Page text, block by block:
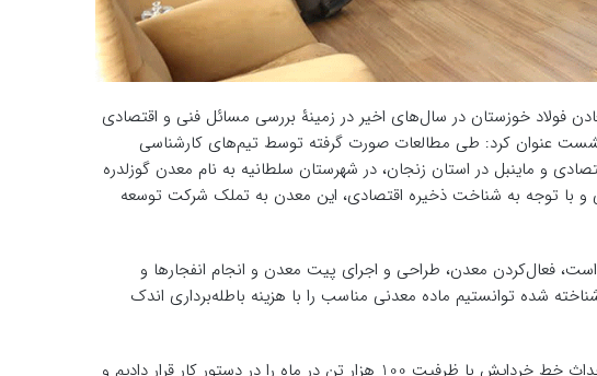
فولاد خوزستان در سال‌های اخیر در زمینۀ بررسی مسائل فنی و اقتصادی
عنوان کرد: طی مطالعات صورت گرفته توسط تیم‌های کارشناسی
و ماینبل در استان زنجان، در شهرستان سلطانیه به نام معدن گوزلدره
با توجه به شناخت ذخیره اقتصادی، این معدن به تملک شرکت توسعه
تا امروز (مهرماه 1402) صورت گرفته است، فعال‌کردن معدن، طراحی و اجرای پیت معدن و انجام انفجارها و
شده توانستیم ماده معدنی مناسب را با هزینه باطله‌برداری اندک